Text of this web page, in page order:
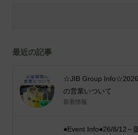
最近の記事
☆JIB Group Info☆2026
の営業いついて
新着情報
●Event Info●26/8/12～